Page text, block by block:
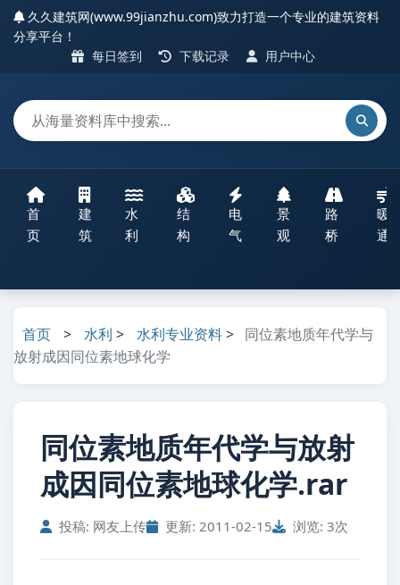
久久建筑网(www.99jianzhu.com)致力打造一个专业的建筑资料
分享平台！
每日签到
下载记录 用户中心
首
页
建
筑
水
利
结
构
电
气
景
观
路
桥
暖
通
首页 > 水利 > 水利专业资料> 同位素地质年代学与
放射成因同位素地球化学
同位素地质年代学与放射
成因同位素地球化学.rar
投稿: 网友上传 更新: 2011-02-15 浏览: 3次